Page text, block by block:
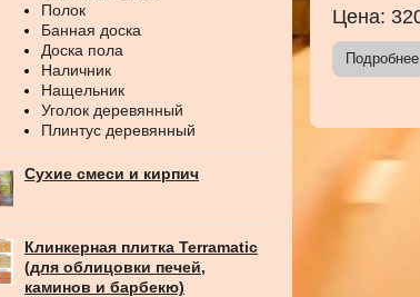
Полок
Банная доска
Доска пола
Наличник
Нащельник
Уголок деревянный
Плинтус деревянный
Сухие смеси и кирпич
Клинкерная плитка Terramatic
(для облицовки печей,
каминов и барбекю)
Цена:
Подробнее